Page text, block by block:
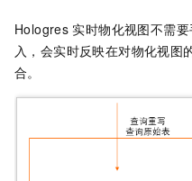
Hologres 实时物化视图不需
入，会实时反映在对物化视图
合。